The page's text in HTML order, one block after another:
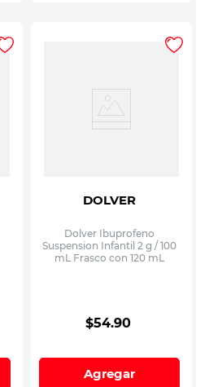
DOLVER
Dolver Ibuprofeno
Suspension Infantil 2 g / 100
mL Frasco con 120 mL
$54.90
Agregar